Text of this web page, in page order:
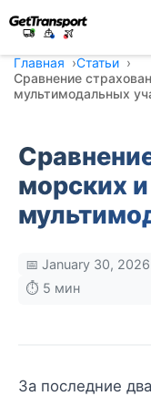
Главная
Статьи
Сравнение
мультимодальных
морских
📅 January 30, 2026
⏱️ 5 мин
За последние